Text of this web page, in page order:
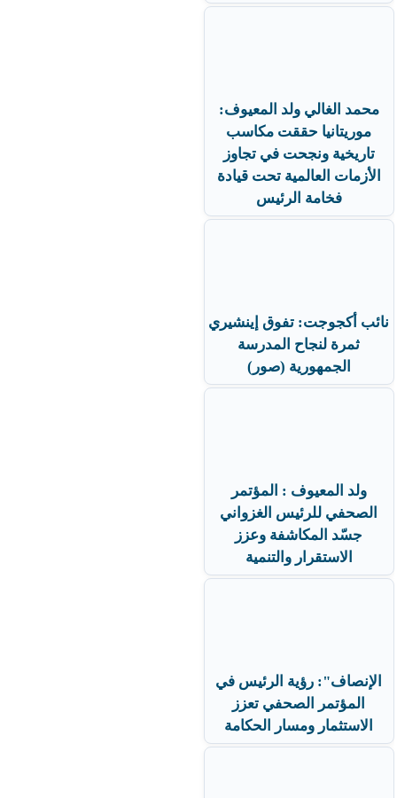
محمد الغالي ولد المعيوف:
موريتانيا حققت مكاسب
تاريخية ونجحت في تجاوز
الأزمات العالمية تحت قيادة
فخامة الرئيس
نائب أكجوجت: تفوق إينشيري
ثمرة لنجاح المدرسة
الجمهورية (صور)
ولد المعيوف : المؤتمر
الصحفي للرئيس الغزواني
جسّد المكاشفة وعزز
الاستقرار والتنمية
الإنصاف": رؤية الرئيس في
المؤتمر الصحفي تعزز
الاستثمار ومسار الحكامة